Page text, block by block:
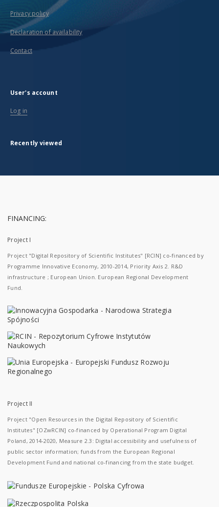
Privacy policy
Declaration of availability
Contact
User's account
Log in
Recently viewed
FINANCING:
Project I
Project "Digital Repository of Scientific Institutes" [RCIN] co-financed by
Programme Innovative Economy, 2010-2014, Priority Axis 2. R&D
infrastructure ; European Union. European Regional Development
Fund.
Project II
Project "Open Resources in the Digital Repository of Scientific
Institutes" [OZwRCIN] co-financed by Operational Program Digital
Poland, 2014-2020, Measure 2.3: Digital accessibility and usefulness of
public sector information; funds from the European Regional
Development Fund and national co-financing from the state budget.